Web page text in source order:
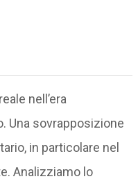
nell’era
Una sovrapposizione
in particolare nel
Analizziamo lo